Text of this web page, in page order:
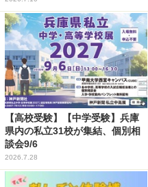
【高校受験】【中学受験】兵庫
県内の私立31校が集結、個別相
談会9/6
2026.7.28